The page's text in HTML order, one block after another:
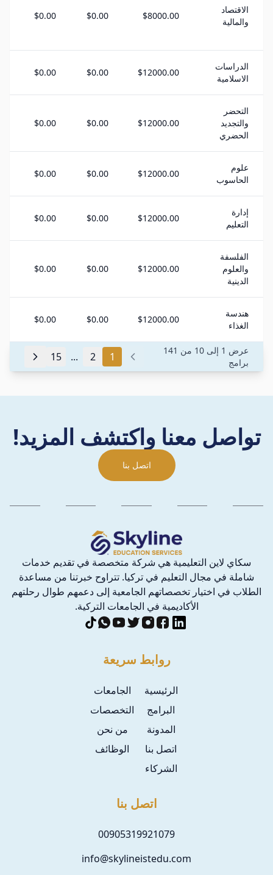
الاقتصاد
والمالية
$8000.00
$0.00
$0.00
الدراسات
الاسلامية
$12000.00
$0.00
$0.00
التحضر
والتجديد
الحضري
$12000.00
$0.00
$0.00
علوم
الحاسوب
$12000.00
$0.00
$0.00
إدارة
التعليم
$12000.00
$0.00
$0.00
الفلسفة
والعلوم
الدينية
$12000.00
$0.00
$0.00
هندسة
الغذاء
$12000.00
$0.00
$0.00
عرض 1 إلى 10 من 141
برامج
1
2
...
15
تواصل معنا واكتشف المزيد!
اتصل بنا
سكاي لاين التعليمية هي شركة متخصصة في تقديم خدمات
شاملة في مجال التعليم في تركيا. تتراوح خبرتنا من مساعدة
الطلاب في اختيار تخصصاتهم الجامعية إلى دعمهم طوال رحلتهم
الأكاديمية في الجامعات التركية.
روابط سريعة
الرئيسية
الجامعات
البرامج
التخصصات
المدونة
من نحن
اتصل بنا
الوظائف
الشركاء
اتصل بنا
00905319921079
info@skylineistedu.com